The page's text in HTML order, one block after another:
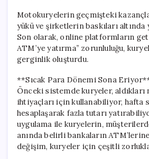
Motokuryelerin geçmişteki
yükü ve şirketlerin baskıları
Son olarak, online platformların
ATM’ye yatırma” zorunluluğu,
gerginlik oluşturdu.
**Sıcak Para Dönemi Sona
Önceki sistemde kuryeler,
ihtiyaçları için kullanabiliyor, hafta
hesaplaşarak fazla tutarı
uygulama ile kuryelerin,
anında belirli bankaların
değişim, kuryeler için çeşitli